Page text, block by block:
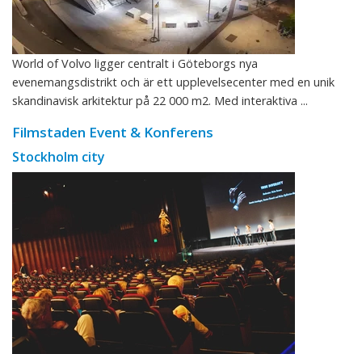
World of Volvo ligger centralt i Göteborgs nya
evenemangsdistrikt och är ett upplevelsecenter med en unik
skandinavisk arkitektur på 22 000 m2. Med interaktiva ...
Filmstaden Event & Konferens
Stockholm city